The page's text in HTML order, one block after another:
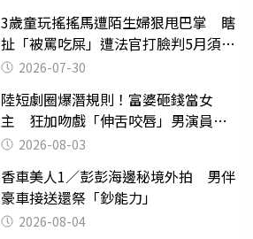
3歲童玩搖搖馬遭陌生婦狠甩巴掌 瞎
扯「被罵吃屎」遭法官打臉判5月須入
監 2026-07-30
陸短劇圈爆潛規則！富婆砸錢當女
主 狂加吻戲「伸舌咬唇」男演員崩
潰 2026-08-03
香車美人1／彭彭海邊秘境外拍 男伴
豪車接送還祭「鈔能力」
2026-08-04